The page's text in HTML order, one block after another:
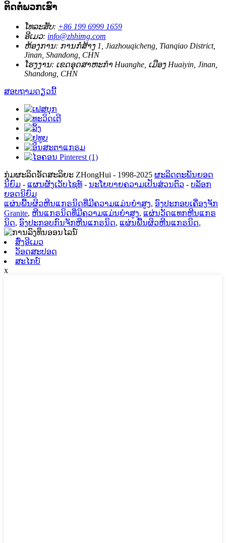
ຕິດຕໍ່ພວກເຮົາ
ໂທລະສັບ: +86 199 6999 1659
ອີເມວ: info@zhhimg.com
ຫ້ອງການ: ການກໍ່ສ້າງ 1, Jiazhouqicheng, Tianqiao District,
Jinan, Shandong, CHN
ໂຮງງານ: ເຂດ​ອຸດ​ສາ​ຫະ​ກໍາ Huanghe​, ເມືອງ Huaiyin​, Jinan​,
Shandong​, CHN​
ສອບຖາມດຽວນີ້
ກຸ່ມຜະລິດອັດສະລິຍະ ZHongHui - 1998-2025 ຜະລິດຕະພັນຍອດ
ນິຍົມ - ແຜນຜັງເວັບໄຊທ໌ - ນະໂຍບາຍຄວາມເປັນສ່ວນຕົວ - ບລັອກ
ຍອດນິຍົມ
ແຜ່ນພື້ນຜິວຫີນແກຣນິດທີ່ມີຄວາມແມ່ນຍໍາສູງ, ອົງປະກອບເຄື່ອງຈັກ
Granite, ຫີນແກຣນິດທີ່ມີຄວາມແມ່ນຍໍາສູງ, ແຜ່ນວັດແທກຫີນແກຣ
ນິດ, ອົງປະກອບກົນຈັກຫີນແກຣນິດ, ແຜ່ນພື້ນຜິວຫີນແກຣນິດ,
ສົ່ງອີເມວ
ວັອດສະປອດ
ສະໄກບ໌
x